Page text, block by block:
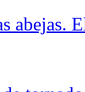
abejas.